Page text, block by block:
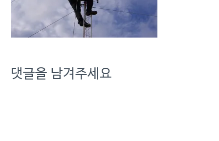
댓글을 남겨주세요